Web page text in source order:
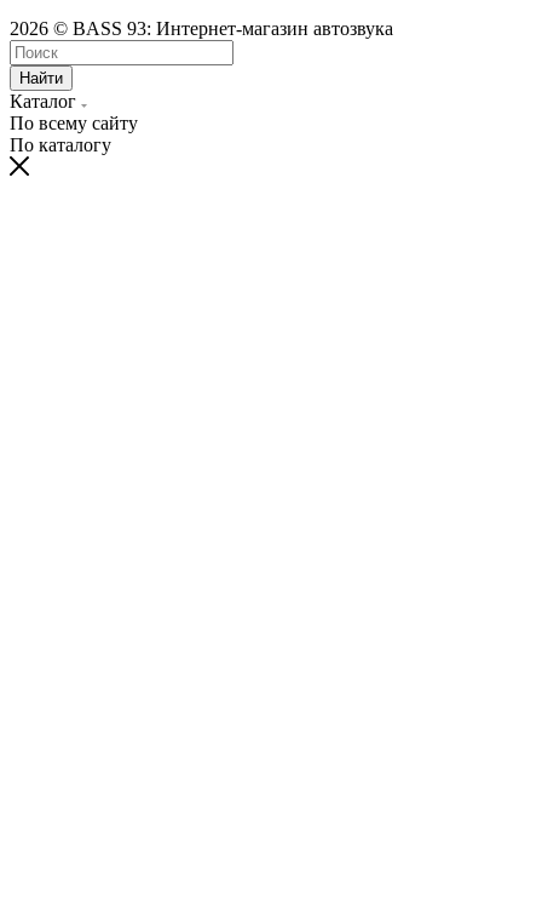
2026 © BASS 93: Интернет-магазин автозвука
Найти
Каталог
По всему сайту
По каталогу